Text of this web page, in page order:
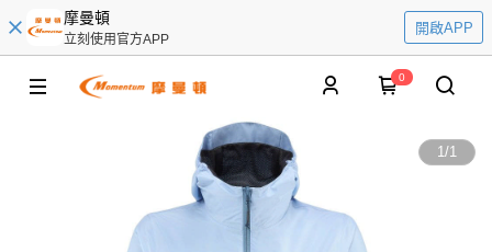
摩曼頓
立刻使用官方APP
開啟APP
0
1/1